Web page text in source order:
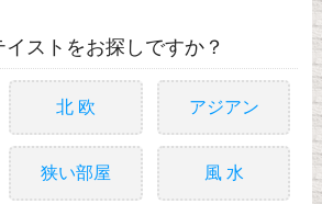
イストをお探しですか？
北 欧 アジアン
狭い部屋 風 水